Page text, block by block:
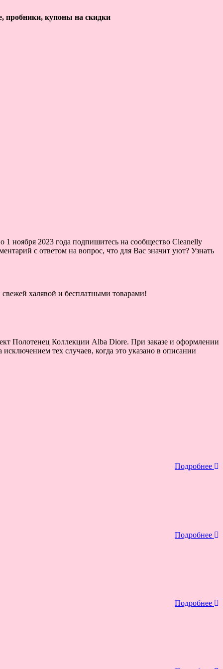
пробники, купоны на скидки
ноября 2023 года подпишитесь на сообщество Cleanelly
с ответом на вопрос, что для Вас значит уют? Узнать
свежей халявой и бесплатными товарами!
Полотенец Коллекции Alba Diore. При заказе и оформлении
тех случаев, когда это указано в описании
Подробнее
Подробнее
Подробнее